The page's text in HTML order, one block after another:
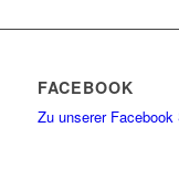
FACEBOOK
Zu unserer Facebook